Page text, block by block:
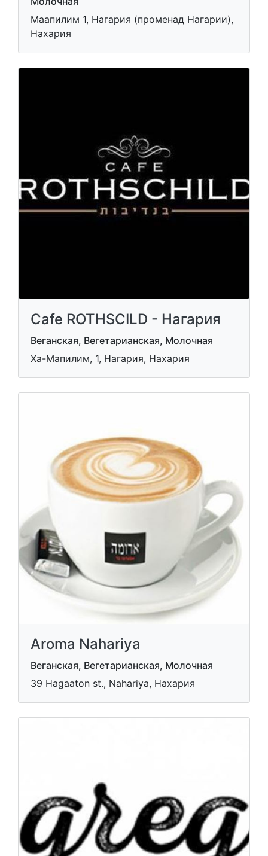
Маапилим 1, Нагария (променад Нагарии),
Нахария
Cafe ROTHSCILD - Нагария
Веганская, Вегетарианская, Молочная
Ха-Мапилим, 1, Нагария, Нахария
Aroma Nahariya
Веганская, Вегетарианская, Молочная
39 Hagaaton st., Nahariya, Нахария